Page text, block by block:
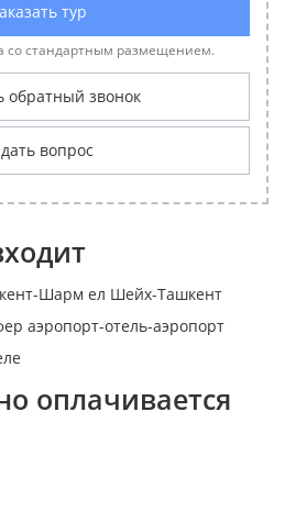
тур
со стандартным размещением.
обратный звонок
вопрос
Шарм ел Шейх-Ташкент
аэропорт-отель-аэропорт
оплачивается